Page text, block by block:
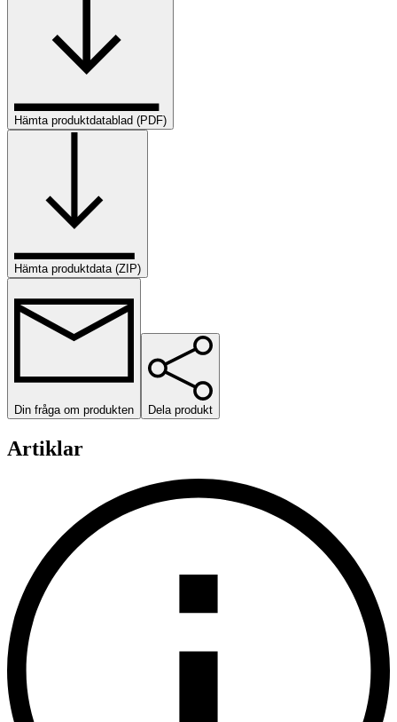
Hämta produktdatablad (PDF)
Hämta produktdata (ZIP)
Din fråga om produkten Dela produkt
Artiklar